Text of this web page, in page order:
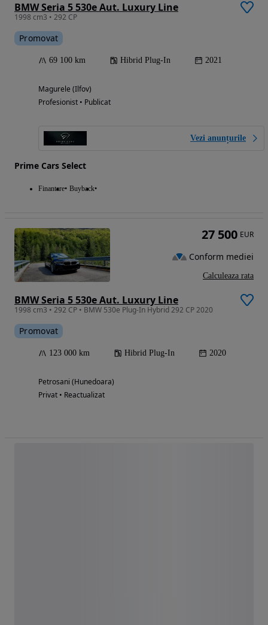
BMW Seria 5 530e Aut. Luxury Line
1998 cm3 • 292 CP
Promovat
69 100 km Hibrid Plug-In 2021
Magurele (Ilfov)
Profesionist • Publicat
Vezi anunțurile
Prime Cars Select
Finantare Buyback
BMW Seria 5 530e Aut. Luxury Line
1998 cm3 • 292 CP • BMW 530e Plug-In Hybrid 292 CP 2020
Promovat
123 000 km Hibrid Plug-In 2020
Petrosani (Hunedoara)
Privat • Reactualizat
27 500 EUR
Conform mediei
Calculeaza rata